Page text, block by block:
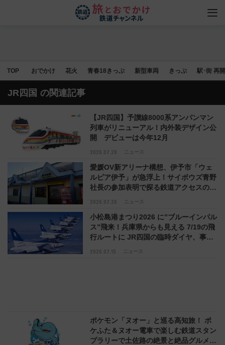
TOP おでかけ 花火 青春18きっぷ 新型車両 きっぷ 駅･街 再
JR四国 の関連記事
2026.07.28 ニュース
【JR四国】予讃線8000系アンパンマン
列車がリニューアル！内外装デザイン公
開 デビューは今年12月
2026.07.26 ニュース
愛媛OV新アリーナ構想、伊予市「ウェ
ルピア伊予」が急浮上！サイボウズ青野
社長の参加表明で探る鉄道アクセスの未
2026.07.15 ニュース
小松島港まつり2026 に”ブルーインパル
ス”飛来！兵庫県からも見える 7/19の飛
行ルートに JR四国の臨時ダイヤ、事前
ポケモン「ヌオー」と巡る高知旅！ ポ
ケふた＆ヌオー電車で楽しむ鉄道スタン
プラリーで土佐路の絶景と絶品グルメを